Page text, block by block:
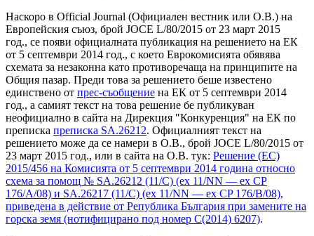
Наскоро в Official Journal (Официален вестник или О.В.) на
Европейския съюз, брой JOCE L/80/2015 от 23 март 2015
год., се появи официалната публикация на решението на ЕК
от 5 септември 2014 год., с което Еврокомисията обявява
схемата за незаконна като противоречаща на принципите на
Общия пазар. Преди това за решението беше известено
единствено от прес-съобщение на ЕК от 5 септември 2014
год., а самият текст на това решение бе публикуван
неофициално в сайта на Дирекция "Конкуренция" на ЕК по
преписка преписка SA.26212. Официалният текст на
решението може да се намери в О.В., брой JOCE L/80/2015 от
23 март 2015 год., или в сайта на О.В. тук: Решение (ЕС)
2015/456 на Комисията от 5 септември 2014 година относно
схема за помощ № SA.26212 (11/C) (ex 11/NN — ex CP
176/A/08) и SA.26217 (11/C) (ex 11/NN — ex CP 176/B/08),
приведена в действие от Република България при замените на
горска земя (нотифицирано под номер C(2014) 6207).